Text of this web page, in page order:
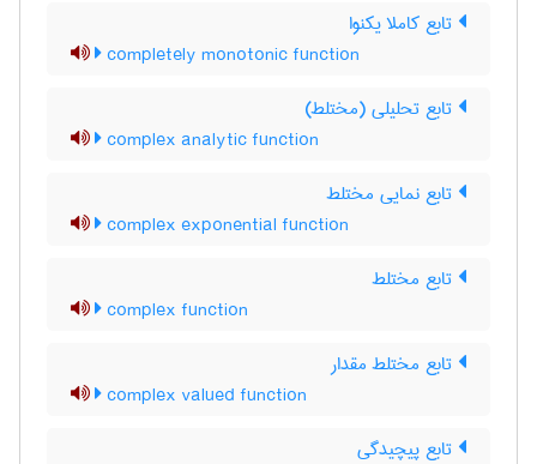
تابع کاملا یکنوا
completely monotonic function
تابع تحلیلی (مختلط)
complex analytic function
تابع نمایی مختلط
complex exponential function
تابع مختلط
complex function
تابع مختلط مقدار
complex valued function
تابع پیچیدگی